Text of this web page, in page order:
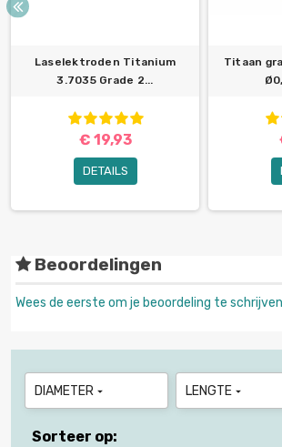
Laselektroden Titanium
3.7035 Grade 2...
€ 19,93
DETAILS
Titaan
Beoordelingen
Wees de eerste om je beoordeling te
DIAMETER  LENGTE 
Sorteer op: